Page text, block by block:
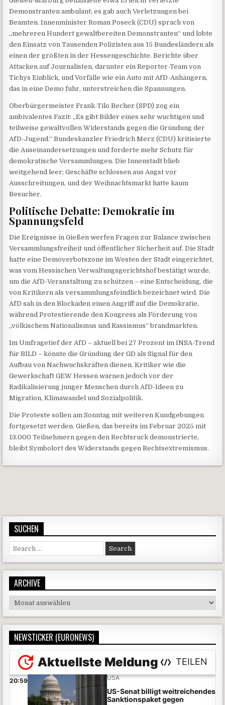
Demonstranten ambulant; es gab auch Verletzungen bei
Beamten. Innenminister Roman Poseck (CDU) sprach von
„mehreren Hundert gewaltbereiten Demonstranten“ und lobte
den Einsatz von Tausenden Polizisten aus 15 Bundesländern als
einen der größten in der Hessengeschichte. Berichte über
Attacken auf Journalisten, darunter ein Reporter-Team von
Tichys Einblick, und Vorfälle wie ein Auto mit AfD-Anhängern,
das in eine Demo fuhr, unterstreichen die Spannungen.
Oberbürgermeister Frank-Tilo Becher (SPD) zog ein
ambivalentes Fazit: „Es gibt Bilder eines sehr wuchtigen und
teilweise gewaltvollen Widerstands gegen die Gründung der
AfD-Jugend.“ Bundeskanzler Friedrich Merz (CDU) kritisierte
die Auseinandersetzungen und forderte mehr Schutz für
demokratische Versammlungen. Die Innenstadt blieb
weitgehend leer; Geschäfte schlossen aus Angst vor
Ausschreitungen, und der Weihnachtsmarkt hatte kaum
Besucher.
Politische Debatte: Demokratie im
Spannungsfeld
Die Ereignisse in Gießen werfen Fragen zur Balance zwischen
Versammlungsfreiheit und öffentlicher Sicherheit auf. Die Stadt
hatte eine Demoverbotszone im Westen der Stadt eingerichtet,
was vom Hessischen Verwaltungsgerichtshof bestätigt wurde,
um die AfD-Veranstaltung zu schützen – eine Entscheidung, die
von Kritikern als versammlungsfeindlich bezeichnet wird. Die
AfD sah in den Blockaden einen Angriff auf die Demokratie,
während Protestierende den Kongress als Förderung von
„völkischem Nationalismus und Rassismus“ brandmarkten.
Im Umfragetief der AfD – aktuell bei 27 Prozent im INSA-Trend
für BILD – könnte die Gründung der GD als Signal für den
Aufbau von Nachwuchskräften dienen. Kritiker wie die
Gewerkschaft GEW Hessen warnen jedoch vor der
Radikalisierung junger Menschen durch AfD-Ideen zu
Migration, Klimawandel und Sozialpolitik.
Die Proteste sollen am Sonntag mit weiteren Kundgebungen
fortgesetzt werden. Gießen, das bereits im Februar 2025 mit
13.000 Teilnehmern gegen den Rechtsruck demonstrierte,
bleibt Symbolort des Widerstands gegen Rechtsextremismus.
SUCHEN
Search for:
ARCHIVE
Archive
NEWSTICKER (EURONEWS)